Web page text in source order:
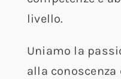
livello.
Uniamo la
alla